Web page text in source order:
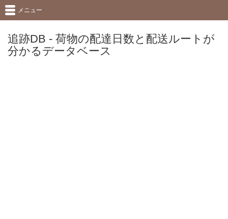
追跡DB - 荷物の配達日数と配送ルートが
分かるデータベース
メニュー